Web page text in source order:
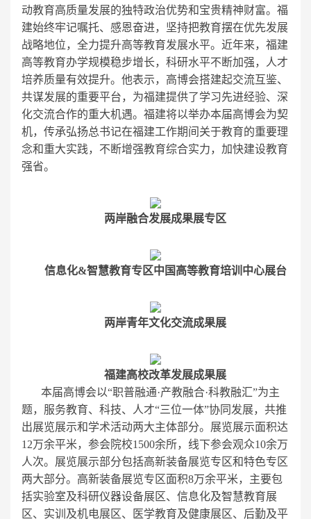
动教育高质量发展的独特政治优势和宝贵精神财富。福
建始终牢记嘱托、感恩奋进，坚持把教育摆在优先发展
战略地位，全力提升高等教育发展水平。近年来，福建
高等教育办学规模稳步增长，科研水平不断加强，人才
培养质量有效提升。他表示，高博会搭建起交流互鉴、
共谋发展的重要平台，为福建提供了学习先进经验、深
化交流合作的重大机遇。福建将以举办本届高博会为契
机，传承弘扬总书记在福建工作期间关于教育的重要理
念和重大实践，不断增强教育综合实力，加快建设教育
强省。
两岸融合发展成果展专区
信息化&智慧教育专区中国高等教育培训中心展台
两岸青年文化交流成果展
福建高校改革发展成果展
本届高博会以“职普融通·产教融合·科教融汇”为主
题，服务教育、科技、人才“三位一体”协同发展，共推
出展览展示和学术活动两大主体部分。展览展示面积达
12万余平米，参会院校1500余所，线下参会观众10余万
人次。展览展示部分包括高新装备展览专区和特色专区
两大部分。高新装备展览专区面积8万余平米，主要包
括实验室及科研仪器设备展区、信息化及智慧教育展
区、实训及机电展区、医学教育及健康展区、后勤及平